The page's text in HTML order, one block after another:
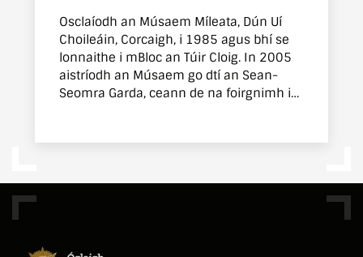
Osclaíodh an Músaem Míleata, Dún Uí
Choileáin, Corcaigh, i 1985 agus bhí se
lonnaithe i mBloc an Túir Cloig. In 2005
aistríodh an Músaem go dtí an Sean-
Seomra Garda, ceann de na foirgnimh is